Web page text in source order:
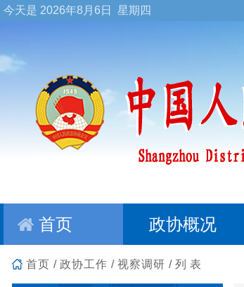
今天是 2026年8月6日 星期四
首页 政协概况
首页 / 政协工作 / 视察调研 /列表